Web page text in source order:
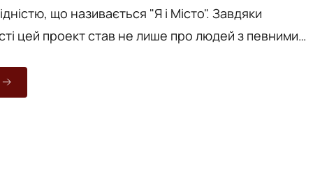
що називається "Я і Місто". Завдяки
цей проект став не лише про людей з певними
“Квадрат” і присвятити до Міжнародного дня
Чорно-білі світлини розмістили на одній зі